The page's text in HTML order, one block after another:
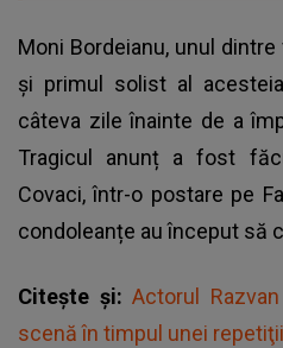
Moni Bordeianu, unul
și primul solist al
câteva zile înainte de a
Tragicul anunț a fost
Covaci, într-o postare pe
condoleanțe au început să
Citește și: Actorul
scenă în timpul unei